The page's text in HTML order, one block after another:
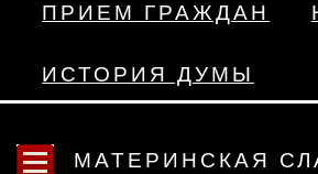
ПРИЕМ ГРАЖДАН
ИСТОРИЯ ДУМЫ
МАТЕРИНСКАЯ